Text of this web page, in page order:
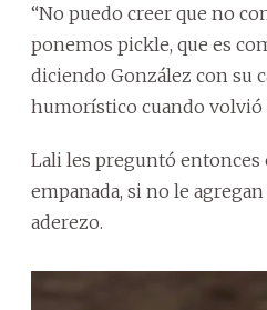
“No puedo creer que no
ponemos pickle, que es
diciendo González con su
humorístico cuando volvió
Lali les preguntó entonces
empanada, si no le
aderezo.